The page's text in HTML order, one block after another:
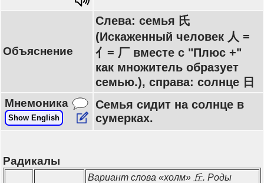
Объяснение
Слева: семья 氏
(Искаженный человек 人 =
亻= 厂 вместе с "Плюс +"
как множитель образует
семью.), справа: солнце 日
Мнемоника
Show English
Семья сидит на солнце в
сумерках.
Радикалы
Вариант слова «холм» 丘. Роды